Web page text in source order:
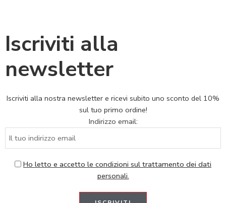
Iscriviti alla
newsletter
Iscriviti alla nostra newsletter e ricevi subito uno sconto del 10%
sul tuo primo ordine!
Indirizzo email:
Ho letto e accetto le condizioni sul trattamento dei dati
personali.